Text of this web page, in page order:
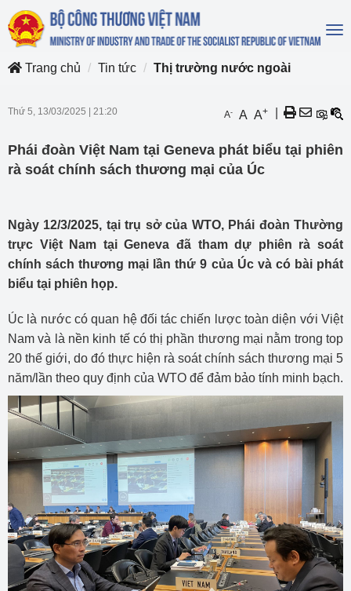
Trang chủ
Tin tức Thị trường nước ngoài
Thứ 5, 13/03/2025 21:20 A- A A+
Phái đoàn Việt Nam tại Geneva phát biểu tại phiên
rà soát chính sách thương mại của Úc
Ngày 12/3/2025, tại trụ sở của WTO, Phái đoàn Thường
trực Việt Nam tại Geneva đã tham dự phiên rà soát
chính sách thương mại lần thứ 9 của Úc và có bài phát
biểu tại phiên họp.
Úc là nước có quan hệ đối tác chiến lược toàn diện với Việt
Nam và là nền kinh tế có thị phần thương mại nằm trong top
20 thế giới, do đó thực hiện rà soát chính sách thương mại 5
năm/lần theo quy định của WTO để đảm bảo tính minh bạch.